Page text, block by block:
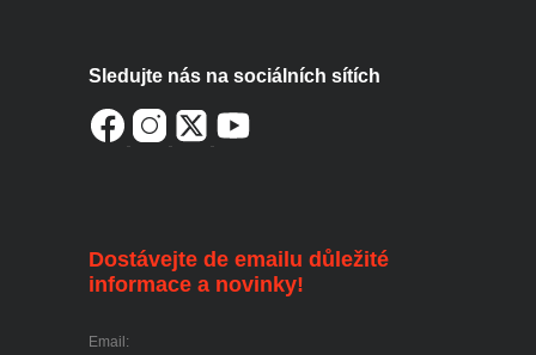
Sledujte nás na sociálních sítích
Dostávejte de emailu důležité
informace a novinky!
Email: